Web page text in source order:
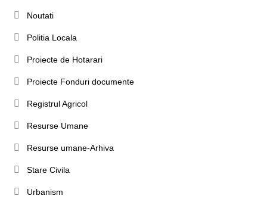
Noutati
Politia Locala
Proiecte de Hotarari
Proiecte Fonduri documente
Registrul Agricol
Resurse Umane
Resurse umane-Arhiva
Stare Civila
Urbanism